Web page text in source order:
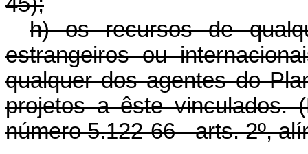
h) os recursos de
estrangeiros ou
qualquer dos agentes do
projetos a êste vinculados.
número 5.122-66 - arts. 2º,